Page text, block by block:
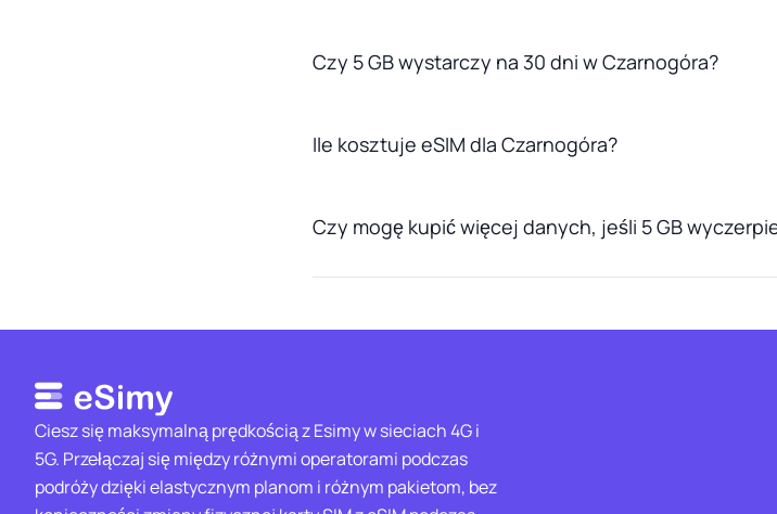
Czy 5 GB wystarczy na 30 dni w Czarnogóra?
Ile kosztuje eSIM dla Czarnogóra?
Czy mogę kupić więcej danych, jeśli 5 GB
Ciesz się maksymalną prędkością z Esimy w sieciach 4G i
5G. Przełączaj się między różnymi operatorami podczas
podróży dzięki elastycznym planom i różnym pakietom, bez